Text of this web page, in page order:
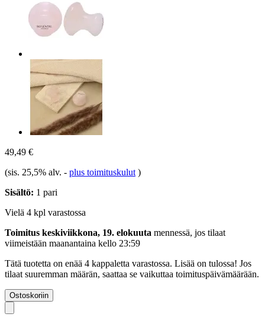
49,49 €
(sis. 25,5% alv. - plus toimituskulut )
Sisältö: 1 pari
Vielä 4 kpl varastossa
Toimitus keskiviikkona, 19. elokuuta mennessä, jos tilaat
viimeistään maanantaina kello 23:59
Tätä tuotetta on enää 4 kappaletta varastossa. Lisää on tulossa! Jos
tilaat suuremman määrän, saattaa se vaikuttaa toimituspäivämäärään.
Ostoskoriin